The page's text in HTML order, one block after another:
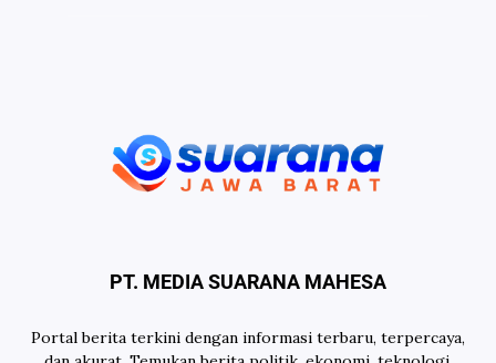
PT. MEDIA SUARANA MAHESA
Portal berita terkini dengan informasi terbaru, terpercaya,